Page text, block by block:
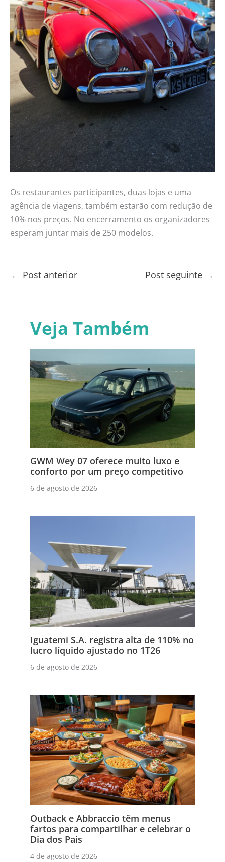
Os restaurantes participantes, duas lojas e uma
agência de viagens, também estarão com redução de
10% nos preços. No encerramento os organizadores
esperam juntar mais de 250 modelos.
← Post anterior Post seguinte →
Veja Também
GWM Wey 07 oferece muito luxo e
conforto por um preço competitivo
6 de agosto de 2026
Iguatemi S.A. registra alta de 110% no
lucro líquido ajustado no 1T26
6 de agosto de 2026
Outback e Abbraccio têm menus
fartos para compartilhar e celebrar o
Dia dos Pais
4 de agosto de 2026